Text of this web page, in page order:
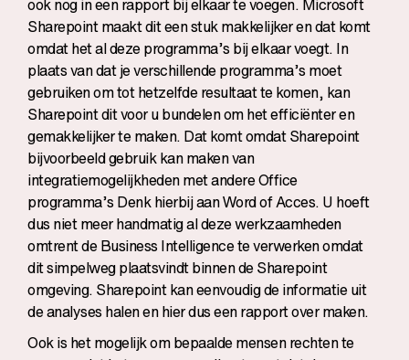
ook nog in een rapport bij elkaar te voegen. Microsoft
Sharepoint maakt dit een stuk makkelijker en dat komt
omdat het al deze programma’s bij elkaar voegt. In
plaats van dat je verschillende programma’s moet
gebruiken om tot hetzelfde resultaat te komen, kan
Sharepoint dit voor u bundelen om het efficiënter en
gemakkelijker te maken. Dat komt omdat Sharepoint
bijvoorbeeld gebruik kan maken van
integratiemogelijkheden met andere Office
programma’s Denk hierbij aan Word of Acces. U hoeft
dus niet meer handmatig al deze werkzaamheden
omtrent de Business Intelligence te verwerken omdat
dit simpelweg plaatsvindt binnen de Sharepoint
omgeving. Sharepoint kan eenvoudig de informatie uit
de analyses halen en hier dus een rapport over maken.
Ook is het mogelijk om bepaalde mensen rechten te